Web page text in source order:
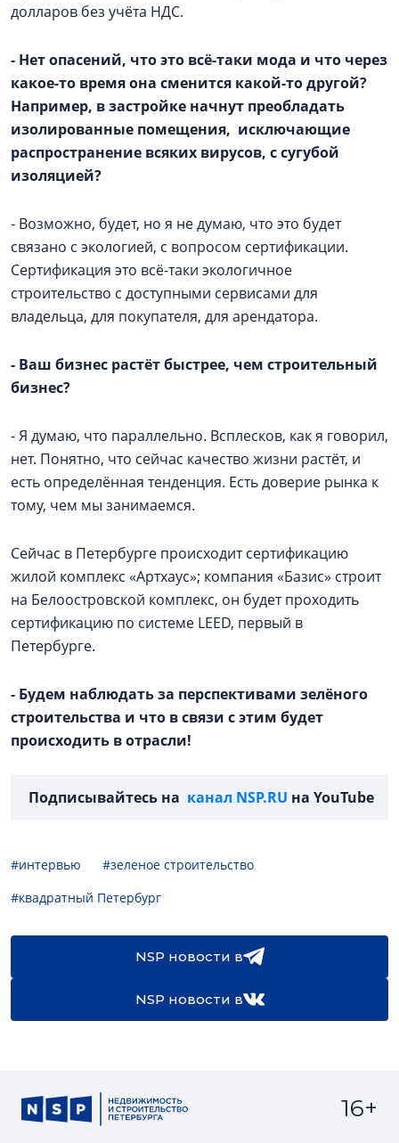
долларов без учёта НДС.
- Нет опасений, что это всё-таки мода и что через
какое-то время она сменится какой-то другой?
Например, в застройке начнут преобладать
изолированные помещения, исключающие
распространение всяких вирусов, с сугубой
изоляцией?
- Возможно, будет, но я не думаю, что это будет
связано с экологией, с вопросом сертификации.
Сертификация это всё-таки экологичное
строительство с доступными сервисами для
владельца, для покупателя, для арендатора.
- Ваш бизнес растёт быстрее, чем строительный
бизнес?
- Я думаю, что параллельно. Всплесков, как я говорил,
нет. Понятно, что сейчас качество жизни растёт, и
есть определённая тенденция. Есть доверие рынка к
тому, чем мы занимаемся.
Сейчас в Петербурге происходит сертификацию
жилой комплекс «Артхаус»; компания «Базис» строит
на Белоостровской комплекс, он будет проходить
сертификацию по системе LEED, первый в
Петербурге.
- Будем наблюдать за перспективами зелёного
строительства и что в связи с этим будет
происходить в отрасли!
Подписывайтесь на канал NSP.RU на YouTube
#интервью
#зеленое строительство
#квадратный Петербург
NSP новости в
NSP новости в
16+